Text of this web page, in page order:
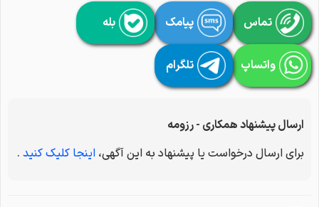
تماس پیامک بله
واتساپ تلگرام
ارسال پیشنهاد همکاری - رزومه
برای ارسال درخواست یا پیشنهاد به این آگهی، اینجا کلیک کنید .